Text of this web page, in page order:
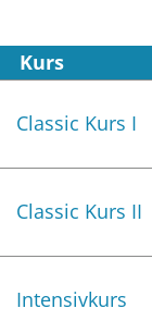
Kurs
Classic Kurs I
Classic Kurs II
Intensivkurs